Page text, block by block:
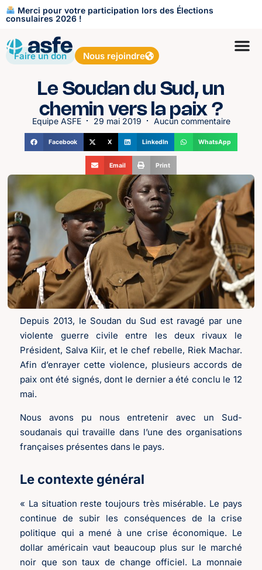
Merci pour votre participation lors des Élections
consulaires 2026 !
Faire un don Nous rejoindre
Le Soudan du Sud, un
chemin vers la paix ?
Equipe ASFE 29 mai 2019 Aucun commentaire
Facebook X LinkedIn WhatsApp
Email Print
Depuis 2013, le Soudan du Sud est ravagé par une
violente guerre civile entre les deux rivaux le
Président, Salva Kiir, et le chef rebelle, Riek Machar.
Afin d’enrayer cette violence, plusieurs accords de
paix ont été signés, dont le dernier a été conclu le 12
mai.
Nous avons pu nous entretenir avec un Sud-
soudanais qui travaille dans l’une des organisations
françaises présentes dans le pays.
Le contexte général
« La situation reste toujours très misérable. Le pays
continue de subir les conséquences de la crise
politique qui a mené à une crise économique. Le
dollar américain vaut beaucoup plus sur le marché
noir que son taux de change officiel. La monnaie